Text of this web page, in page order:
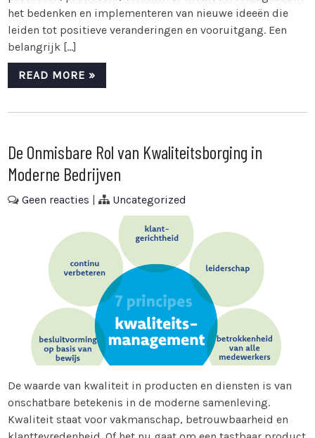
het bedenken en implementeren van nieuwe ideeën die
leiden tot positieve veranderingen en vooruitgang. Een
belangrijk […]
READ MORE »
De Onmisbare Rol van Kwaliteitsborging in
Moderne Bedrijven
Geen reacties | Uncategorized
De waarde van kwaliteit in producten en diensten is van
onschatbare betekenis in de moderne samenleving.
Kwaliteit staat voor vakmanschap, betrouwbaarheid en